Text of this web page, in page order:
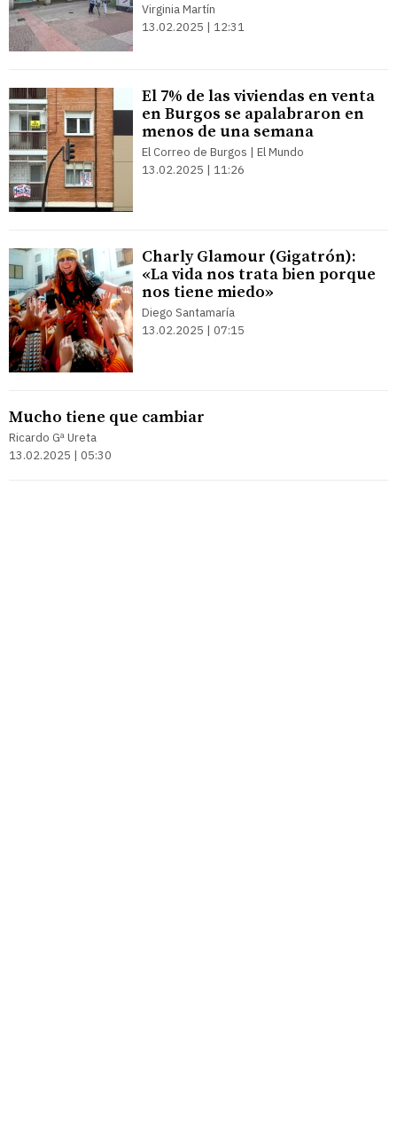
Virginia Martín
13.02.2025 | 12:31
El 7% de las viviendas en venta
en Burgos se apalabraron en
menos de una semana
El Correo de Burgos | El Mundo
13.02.2025 | 11:26
Charly Glamour (Gigatrón):
«La vida nos trata bien porque
nos tiene miedo»
Diego Santamaría
13.02.2025 | 07:15
Mucho tiene que cambiar
Ricardo Gª Ureta
13.02.2025 | 05:30